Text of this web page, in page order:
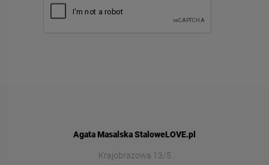
Agata Masalska StaloweLOVE.pl
Krajobrazowa 13/5